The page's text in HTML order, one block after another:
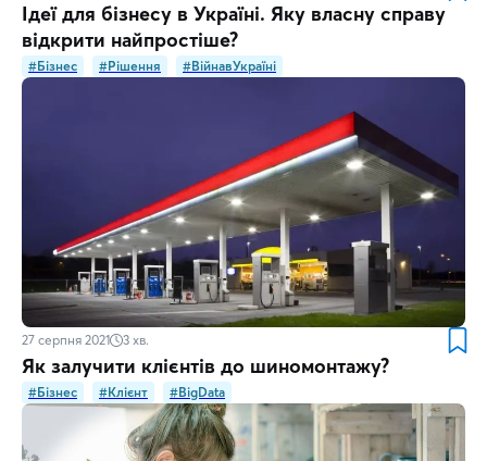
Ідеї для бізнесу в Україні. Яку власну справу
відкрити найпростіше?
#Бізнес #Рішення #ВійнавУкраїні
27 серпня 2021 3 хв.
Як залучити клієнтів до шиномонтажу?
#Бізнес #Клієнт #BigData